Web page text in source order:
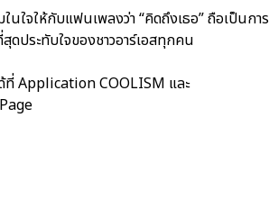
จให้กับแฟนเพลงว่า “คิดถึงเธอ” ถือเป็นการ
ดประทับใจของชาวอาร์เอสทุกคน
ด้ที่ Application COOLISM และ